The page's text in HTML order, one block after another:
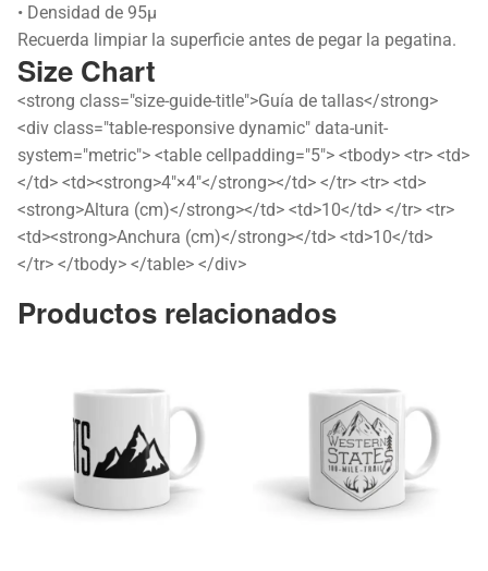
• Densidad de 95µ
Recuerda limpiar la superficie antes de pegar la pegatina.
Size Chart
<strong class="size-guide-title">Guía de tallas</strong>
<div class="table-responsive dynamic" data-unit-
system="metric"> <table cellpadding="5"> <tbody> <tr> <td>
</td> <td><strong>4″×4″</strong></td> </tr> <tr> <td>
<strong>Altura (cm)</strong></td> <td>10</td> </tr> <tr>
<td><strong>Anchura (cm)</strong></td> <td>10</td>
</tr> </tbody> </table> </div>
Productos relacionados